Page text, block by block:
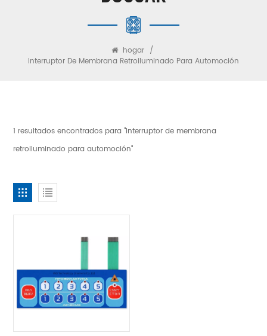
hogar /
Interruptor De Membrana Retroiluminado Para Automoción
1 resultados encontrados para "Interruptor de membrana
retroiluminado para automoción"